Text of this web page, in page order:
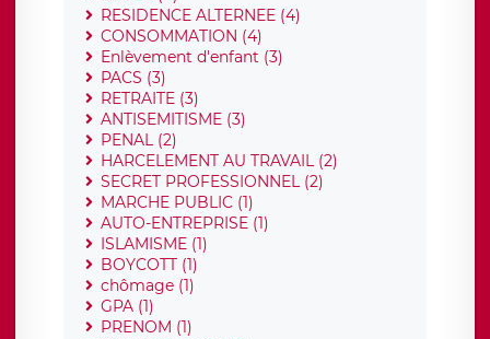
RESIDENCE ALTERNEE (4)
CONSOMMATION (4)
Enlèvement d'enfant (3)
PACS (3)
RETRAITE (3)
ANTISEMITISME (3)
PENAL (2)
HARCELEMENT AU TRAVAIL (2)
SECRET PROFESSIONNEL (2)
MARCHE PUBLIC (1)
AUTO-ENTREPRISE (1)
ISLAMISME (1)
BOYCOTT (1)
chômage (1)
GPA (1)
PRENOM (1)